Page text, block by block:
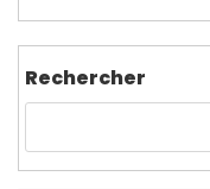
Rechercher